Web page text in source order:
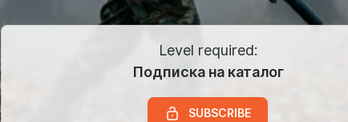
Level required:
Подписка на каталог
SUBSCRIBE